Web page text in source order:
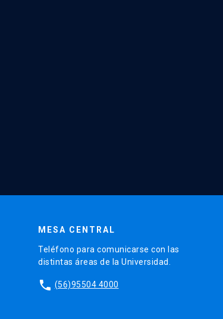
MESA CENTRAL
Teléfono para comunicarse con las
distintas áreas de la Universidad.
phone (56)95504 4000